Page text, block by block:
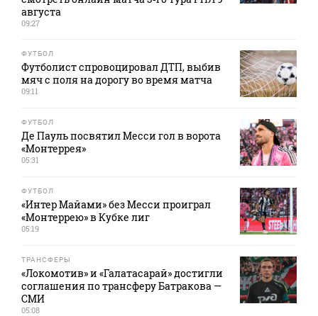
августа
09:27
ФУТБОЛ
Футболист спровоцировал ДТП, выбив
мяч с поля на дорогу во время матча
09:11
ФУТБОЛ
Де Пауль посвятил Месси гол в ворота
«Монтеррея»
05:31
ФУТБОЛ
«Интер Майами» без Месси проиграл
«Монтеррею» в Кубке лиг
05:19
ТРАНСФЕРЫ
«Локомотив» и «Галатасарай» достигли
соглашения по трансферу Батракова —
СМИ
05:08